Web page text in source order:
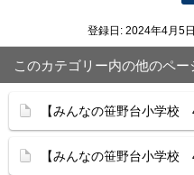
登録日: 2024年4月5日
このカテゴリー内の他のペー
【みんなの笹野台小学校
【みんなの笹野台小学校